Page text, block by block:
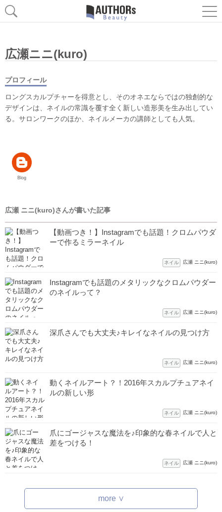
広瀬ニニ(kuro)
プロフィール
ロングスカルプチャーを得意とし、そのオネエならではの独創的な
デザインは、ネイルの常識を覆す全く新しい造形美を生み出してい
る。サロンワークのほか、ネイルメーカの講師としても人気。
Blog
広瀬 ニニ(kuro)さんが書いた記事
【動画つき！】Instagramでも話題！クロムパウダ
ーで作るミラーネイル
ネイル 広瀬 ニニ(kuro)
Instagramでも話題のメタリックなクロムパウダー
のネイルって？
ネイル 広瀬 ニニ(kuro)
深爪さんでも大丈夫♪キレイなネイルの見つけ方
ネイル 広瀬 ニニ(kuro)
動くネイルアート？！2016年スカルプチュアネイ
ルの新しい形
ネイル 広瀬 ニニ(kuro)
爪にゴージャスな魔法を♪印象的な春ネイルで人と
差をつける！
ネイル 広瀬 ニニ(kuro)
more ∨